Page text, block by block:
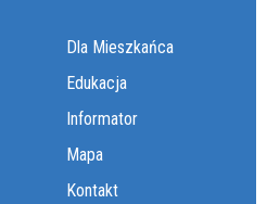
Dla Mieszkańca
Edukacja
Informator
Mapa
Kontakt